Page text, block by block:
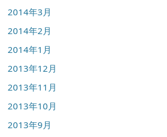
2014年3月
2014年2月
2014年1月
2013年12月
2013年11月
2013年10月
2013年9月